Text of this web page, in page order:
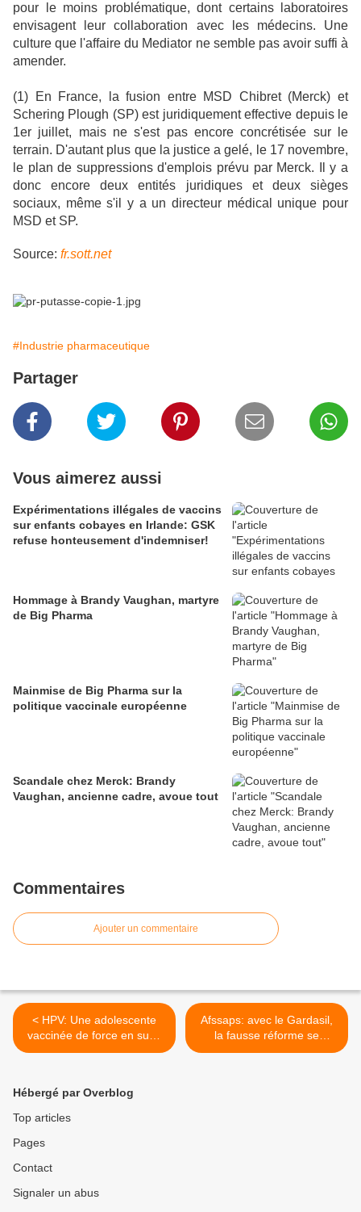
pour le moins problématique, dont certains laboratoires
envisagent leur collaboration avec les médecins. Une
culture que l'affaire du Mediator ne semble pas avoir suffi à
amender.
(1) En France, la fusion entre MSD Chibret (Merck) et
Schering Plough (SP) est juridiquement effective depuis le
1er juillet, mais ne s'est pas encore concrétisée sur le
terrain. D'autant plus que la justice a gelé, le 17 novembre,
le plan de suppressions d'emplois prévu par Merck. Il y a
donc encore deux entités juridiques et deux sièges
sociaux, même s'il y a un directeur médical unique pour
MSD et SP.
Source: fr.sott.net
#Industrie pharmaceutique
Partager
Vous aimerez aussi
Expérimentations illégales de vaccins
sur enfants cobayes en Irlande: GSK
refuse honteusement d'indemniser!
Hommage à Brandy Vaughan, martyre
de Big Pharma
Mainmise de Big Pharma sur la
politique vaccinale européenne
Scandale chez Merck: Brandy
Vaughan, ancienne cadre, avoue tout
Commentaires
Ajouter un commentaire
< HPV: Une adolescente
vaccinée de force en subit
les effets secondaires
Afssaps: avec le Gardasil,
la fausse réforme se
confirme >
Hébergé par Overblog
Top articles
Pages
Contact
Signaler un abus